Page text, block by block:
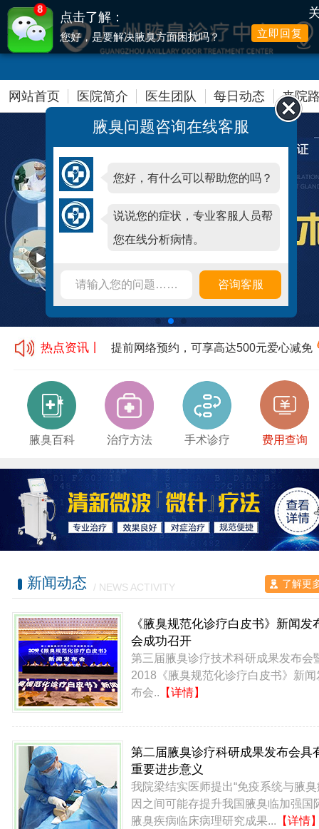
网站首页 医院简介 医生团队 每日动态 来院
热点资讯丨 提前网络预约，可享高达500元爱心减免
腋臭百科 治疗方法 手术诊疗 费用查询
新闻动态 / NEWS ACTIVITY 了解更
《腋臭规范化诊疗白皮书》新闻发
会成功召开
第三届腋臭诊疗技术科研成果发布会
2018《腋臭规范化诊疗白皮书》新闻
布会.. 【详情】
第二届腋臭诊疗科研成果发布会具
重要进步意义
我院梁结实医师提出“免疫系统与腋
因之间可能存提升我国腋臭临加强国
腋臭疾病临床病理研究成果... 【详情
8
点击了解：
您好，是要解决腋臭方面困扰吗？ 立即回复
腋臭问题咨询在线客服
您好，有什么可以帮助您的吗？
说说您的症状，专业客服人员帮
您在线分析病情。
请输入您的问题…… 咨询客服